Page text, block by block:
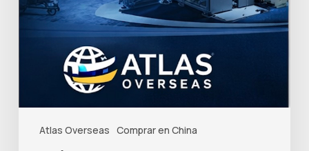
Atlas Overseas Comprar en China